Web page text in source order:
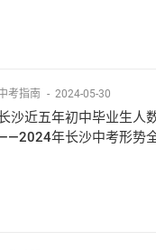
考指南 - 2024-05-30
沙近五年初中毕业生人
年长沙中考形势